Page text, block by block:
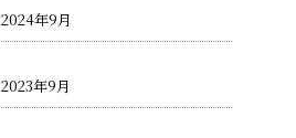
2024年9月
2023年9月